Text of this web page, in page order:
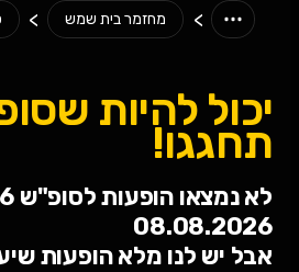
> מחזמר בית שמש >
יכול להיות
תחגגו!
08.08.2026
אבל יש לנו מלא הופעות